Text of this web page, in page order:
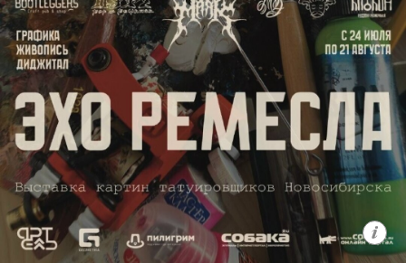
Павел Артемьев — музыкант, актер
и автор песен, получивший широкую
известность в начале двухтысячных
годов благодаря участию в проекте
«Фабрика звезд» и группе «Корни».
Позже он выбрал самостоятельный
путь и основал проект ARTEMIEV.
За пятнадцать лет коллектив прошел
путь от камерного инди-рока
к сложному звучанию, сочетающему